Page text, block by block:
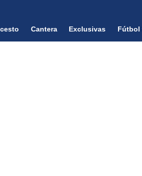
Cantera Exclusivas Fútbol